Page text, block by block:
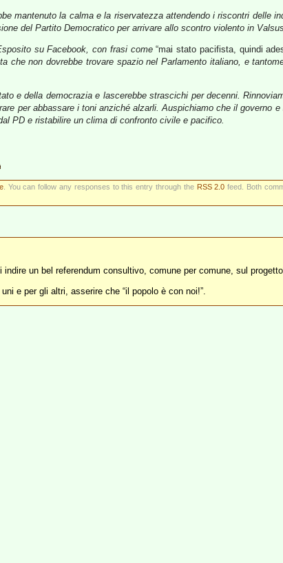
mantenuto la calma e la riservatezza attendendo i riscontri delle
del Partito Democratico per arrivare allo scontro violento in
su Facebook, con frasi come“mai stato pacifista, quindi
che non dovrebbe trovare spazio nel Parlamento italiano, e
e della democrazia e lascerebbe strascichi per decenni.
per abbassare i toni anziché alzarli. Auspichiamo che il governo
PD e ristabilire un clima di confronto civile e pacifico.
. You can follow any responses to this entry through the RSS 2.0 feed. Both
un bel referendum consultivo, comune per comune, sul
e per gli altri, asserire che “il popolo è con noi!”.